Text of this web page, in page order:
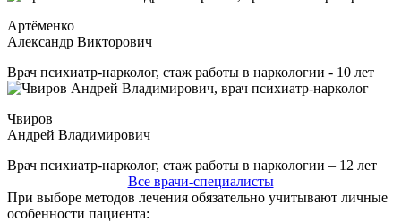
Артёменко
Александр Викторович
Врач психиатр-нарколог, стаж работы в наркологии - 10 лет
Чвиров
Андрей Владимирович
Врач психиатр-нарколог, стаж работы в наркологии – 12 лет
Все врачи-специалисты
При выборе методов лечения обязательно учитывают личные
особенности пациента: